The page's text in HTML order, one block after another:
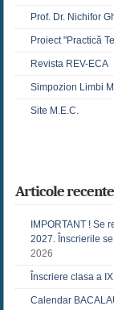
Prof. Dr. Nichifor
Proiect "Practică
Revista REV-ECA
Simpozion Limbi
Site M.E.C.
Articole recente
IMPORTANT !
2027. Înscrierile
2026
Înscriere clasa a
Calendar